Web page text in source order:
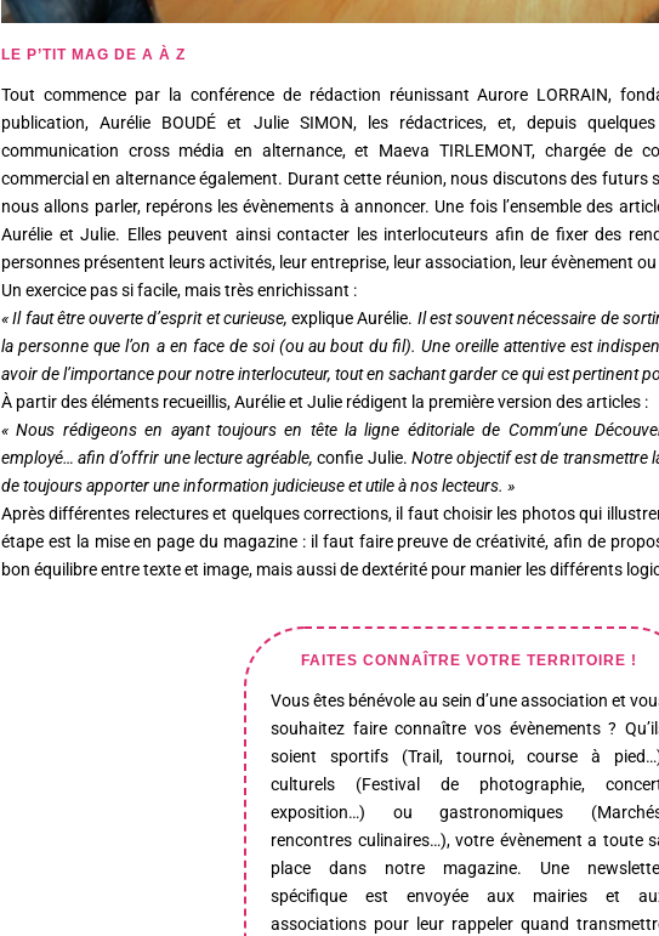
LE P’TIT MAG DE A À Z
Tout commence par la conférence de rédaction réunissant Aurore LORRAIN,
publication, Aurélie BOUDÉ et Julie SIMON, les rédactrices, et, depuis
communication cross média en alternance, et Maeva TIRLEMONT, chargée de
commercial en alternance également. Durant cette réunion, nous discutons des futurs
nous allons parler, repérons les évènements à annoncer. Une fois l’ensemble des
Aurélie et Julie. Elles peuvent ainsi contacter les interlocuteurs afin de fixer des
personnes présentent leurs activités, leur entreprise, leur association, leur évènement
Un exercice pas si facile, mais très enrichissant :
« Il faut être ouverte d’esprit et curieuse, explique Aurélie. Il est souvent nécessaire de
la personne que l’on a en face de soi (ou au bout du fil). Une oreille attentive est
avoir de l’importance pour notre interlocuteur, tout en sachant garder ce qui est pertinent
À partir des éléments recueillis, Aurélie et Julie rédigent la première version des articles :
« Nous rédigeons en ayant toujours en tête la ligne éditoriale de Comm’une
employé… afin d’offrir une lecture agréable, confie Julie. Notre objectif est de transmettre
de toujours apporter une information judicieuse et utile à nos lecteurs. »
Après différentes relectures et quelques corrections, il faut choisir les photos qui
étape est la mise en page du magazine : il faut faire preuve de créativité, afin de
bon équilibre entre texte et image, mais aussi de dextérité pour manier les différents
FAITES CONNAÎTRE VOTRE TERRITOIRE !
Vous êtes bénévole au sein d’une association et
souhaitez faire connaître vos évènements ?
soient sportifs (Trail, tournoi, course à
culturels (Festival de photographie,
exposition…) ou gastronomiques
rencontres culinaires…), votre évènement a toute
place dans notre magazine. Une
spécifique est envoyée aux mairies et
associations pour leur rappeler quand